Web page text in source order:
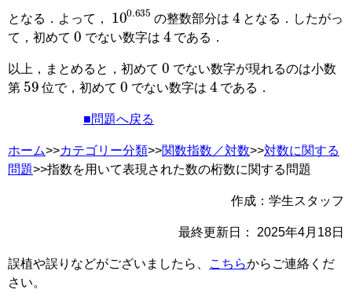
となる．よって，
100.635
の整数部分は
4
となる．したがっ
て，初めて
0
でない数字は
4
である．
以上，まとめると，初めて
0
でない数字が現れるのは小数
第
59
位で，初めて
0
でない数字は
4
である．
■問題へ戻る
ホーム>>カテゴリー分類>>関数指数／対数>>対数に関する
問題>>指数を用いて表現された数の桁数に関する問題
作成：学生スタッフ
最終更新日： 2025年4月18日
誤植や誤りなどがございましたら、 こちらからご連絡くだ
さい。